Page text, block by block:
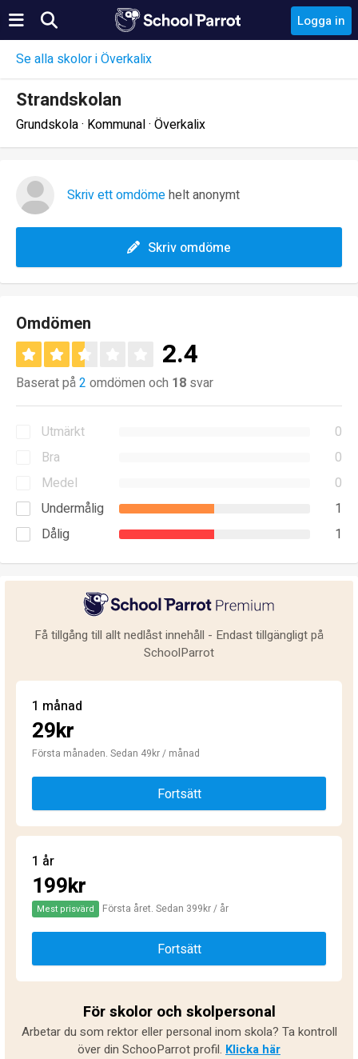
Logga in
Se alla skolor i Överkalix
Strandskolan
Grundskola · Kommunal · Överkalix
Skriv ett omdömehelt anonymt
Skriv omdöme
Omdömen
2.4
Baserat på2 omdömen och 18 svar
Utmärkt
0
Bra
0
Medel
0
Undermålig
1
Dålig
1
Få tillgång till allt nedlåst innehåll - Endast tillgängligt på
SchoolParrot
1 månad
29kr
Första månaden. Sedan 49kr / månad
Fortsätt
1 år
199kr
Mest prisvärd Första året. Sedan 399kr / år
Fortsätt
För skolor och skolpersonal
Arbetar du som rektor eller personal inom skola? Ta kontroll
över din SchooParrot profil. Klicka här